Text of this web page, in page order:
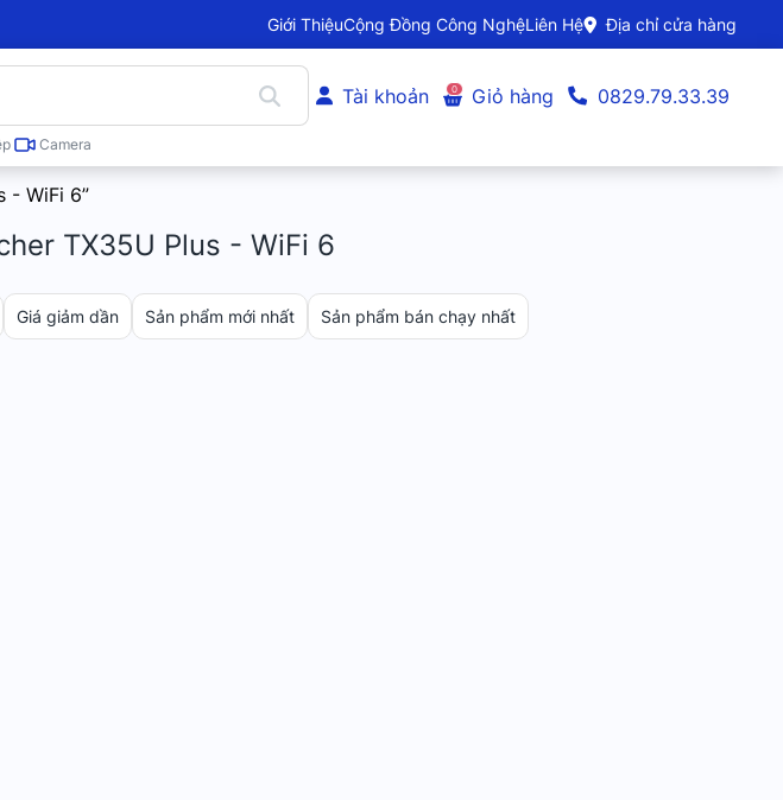
Giới ThiệuCộng Đồng Công NghệLiên Hệ Địa chỉ cửa hàng
Camera
Tài khoản 0 Giỏ hàng 0829.79.33.39
- WiFi 6”
TX35U Plus - WiFi 6
Giá giảm dần Sản phẩm mới nhất Sản phẩm bán chạy nhất